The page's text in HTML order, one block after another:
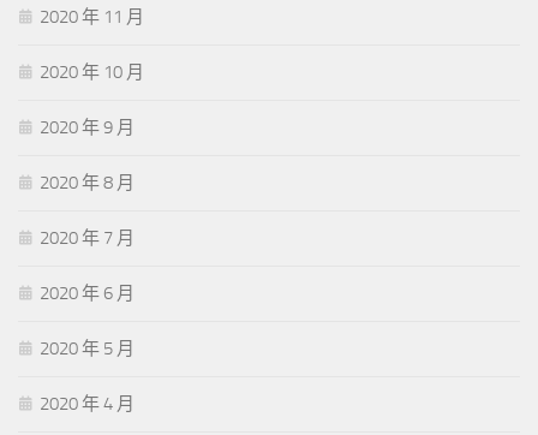
2020 年 11 月
2020 年 10 月
2020 年 9 月
2020 年 8 月
2020 年 7 月
2020 年 6 月
2020 年 5 月
2020 年 4 月